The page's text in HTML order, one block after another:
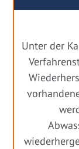
Unter der